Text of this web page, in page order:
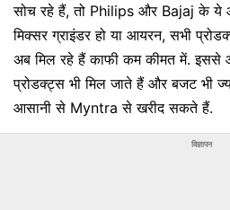
सोच रहे हैं, तो Philips और Bajaj के ये
मिक्सर ग्राइंडर हो या आयरन, सभी
अब मिल रहे हैं काफी कम कीमत में. इससे
प्रोडक्ट्स भी मिल जाते हैं और बजट भी
आसानी से Myntra से खरीद सकते हैं.
विज्ञापन